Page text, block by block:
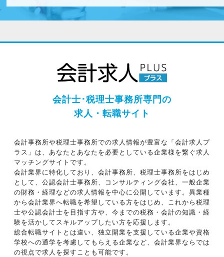
会計士･税理士事務所専門の
求人・転職サイト
会計事務所や税理士事務所での求人情報が豊富な「会計求人プ
ラス」は、あなたとあなたを必要としている企業様を繋ぐ求人
マッチングサイトです。
会計業界に特化しており、会計事務所、税理士事務所をはじめ
として、公認会計士事務所、コンサルティング会社、一般企業
の財務・経理などの求人情報を中心に公開しています。異業種
から会計業界へ転職を希望している方をはじめ、これから税理
士や公認会計士を目指す方や、今までの税務・会計の知識・経
験を活かしてスキルアップしたい方を応援します。
総合転職サイトとは違い、独立開業を支援している企業や資格
学校への通学を考慮してもらえる企業など、会計業界ならでは
の視点で求人を探すことも可能です。